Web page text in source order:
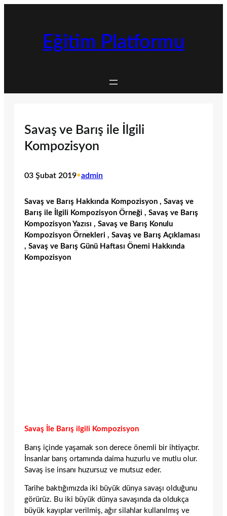
Eğitim Platformu
Savaş ve Barış ile İlgili
Kompozisyon
03 Şubat 2019•admin
Savaş ve Barış Hakkında Kompozisyon , Savaş ve
Barış ile İlgili Kompozisyon Örneği , Savaş ve Barış
Kompozisyon Yazısı , Savaş ve Barış Konulu
Kompozisyon Örnekleri , Savaş ve Barış Açıklaması
, Savaş ve Barış Günü Haftası Önemi Hakkında
Kompozisyon
Savaş İle Barış ilgili Kompozisyon
Barış içinde yaşamak son derece önemli bir ihtiyaçtır.
İnsanlar barış ortamında daima huzurlu ve mutlu olur.
Savaş ise insanı huzursuz ve mutsuz eder.
Tarihe baktığımızda iki büyük dünya savaşı olduğunu
görürüz. Bu iki büyük dünya savaşında da oldukça
büyük kayıplar verilmiş, ağır silahlar kullanılmış ve